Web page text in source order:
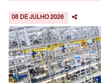
08 DE JULHO 2026